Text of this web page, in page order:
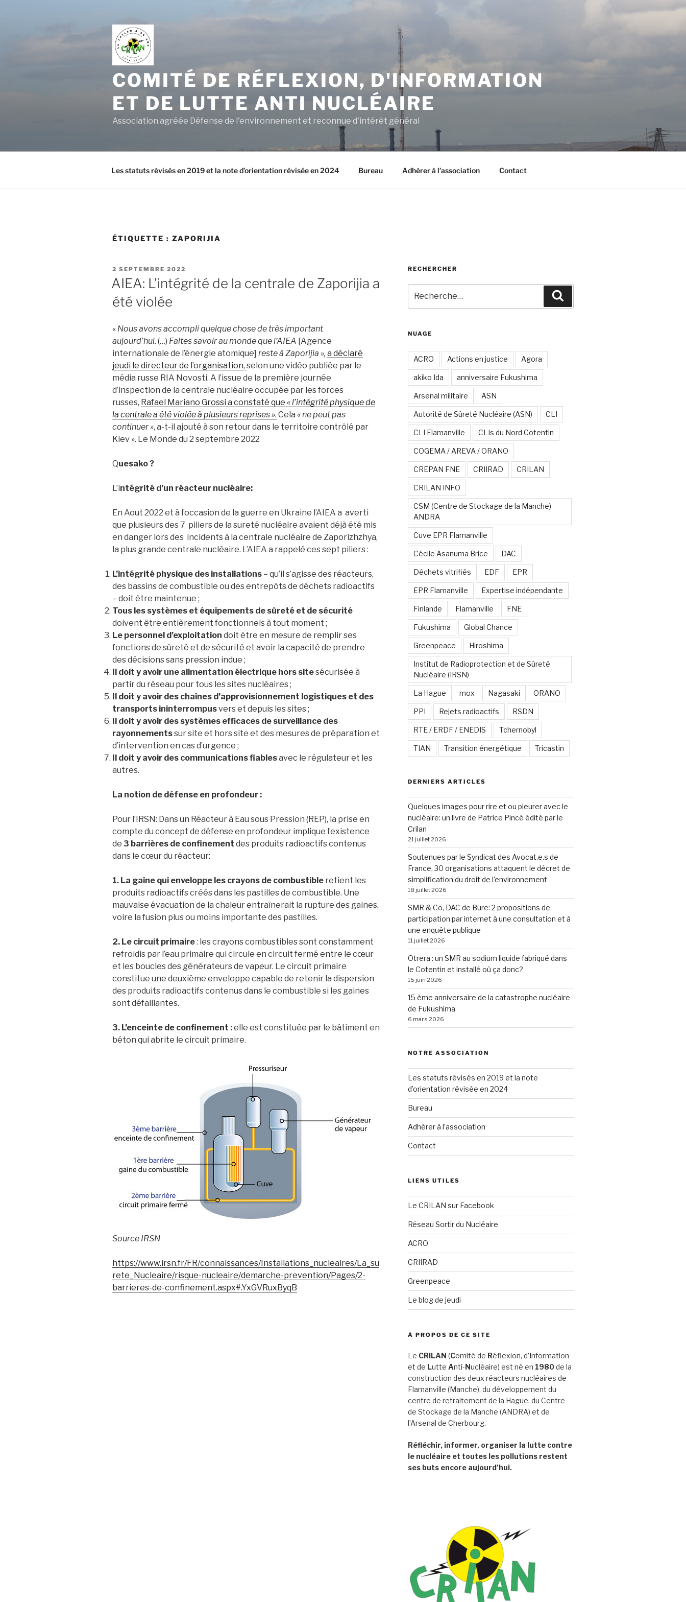
COMITÉ DE RÉFLEXION, D'INFORMATION
ET DE LUTTE ANTI NUCLÉAIRE
Association agréée Défense de l'environnement et reconnue d'intérêt général
Les statuts révisés en 2019 et la note d’orientation révisée en 2024 Bureau Adhérer à l’association Contact
ÉTIQUETTE : ZAPORIJIA
PUBLIÉ
LE
2 SEPTEMBRE 2022
AIEA: L’intégrité de la centrale de Zaporijia a
été violée
« Nous avons accompli quelque chose de très important
aujourd’hui. (…) Faites savoir au monde que l’AIEA [Agence
internationale de l’énergie atomique] reste à Zaporijia », a déclaré
jeudi le directeur de l’organisation, selon une vidéo publiée par le
média russe RIA Novosti. A l’issue de la première journée
d’inspection de la centrale nucléaire occupée par les forces
russes, Rafael Mariano Grossi a constaté que « l’intégrité physique de
la centrale a été violée à plusieurs reprises ». Cela « ne peut pas
continuer », a-t-il ajouté à son retour dans le territoire contrôlé par
Kiev ». Le Monde du 2 septembre 2022
Quesako ?
L’intégrité d’un réacteur nucléaire:
En Aout 2022 et à l’occasion de la guerre en Ukraine l’AIEA a averti
que plusieurs des 7 piliers de la sureté nucléaire avaient déjà été mis
en danger lors des incidents à la centrale nucléaire de Zaporizhzhya,
la plus grande centrale nucléaire. L’AIEA a rappelé ces sept piliers :
L’intégrité physique des installations – qu’il s’agisse des réacteurs,
des bassins de combustible ou des entrepôts de déchets radioactifs
– doit être maintenue ;
Tous les systèmes et équipements de sûreté et de sécurité
doivent être entièrement fonctionnels à tout moment ;
Le personnel d’exploitation doit être en mesure de remplir ses
fonctions de sûreté et de sécurité et avoir la capacité de prendre
des décisions sans pression indue ;
Il doit y avoir une alimentation électrique hors sitesécurisée à
partir du réseau pour tous les sites nucléaires ;
Il doit y avoir des chaînes d’approvisionnement logistiques et des
transports ininterrompusvers et depuis les sites ;
Il doit y avoir des systèmes efficaces de surveillance des
rayonnementssur site et hors site et des mesures de préparation et
d’intervention en cas d’urgence ;
Il doit y avoir des communications fiablesavec le régulateur et les
autres.
La notion de défense en profondeur :
Pour l’IRSN: Dans un Réacteur à Eau sous Pression (REP), la prise en
compte du concept de défense en profondeur implique l’existence
de 3 barrières de confinement des produits radioactifs contenus
dans le cœur du réacteur:
1. La gaine qui enveloppe les crayons de combustible retient les
produits radioactifs créés dans les pastilles de combustible. Une
mauvaise évacuation de la chaleur entraînerait la rupture des gaines,
voire la fusion plus ou moins importante des pastilles.
2. Le circuit primaire: les crayons combustibles sont constamment
refroidis par l’eau primaire qui circule en circuit fermé entre le cœur
et les boucles des générateurs de vapeur. Le circuit primaire
constitue une deuxième enveloppe capable de retenir la dispersion
des produits radioactifs contenus dans le combustible si les gaines
sont défaillantes.
3. L’enceinte de confinement :elle est constituée par le bâtiment en
béton qui abrite le circuit primaire.
Source IRSN
https://www.irsn.fr/FR/connaissances/Installations_nucleaires/La_su
rete_Nucleaire/risque-nucleaire/demarche-prevention/Pages/2-
barrieres-de-confinement.aspx#.YxGVRuxByqB
RECHERCHER
pour
:
NUAGE
ACRO Actions en justice Agora
akiko Ida anniversaire Fukushima
Arsenal militaire ASN
Autorité de Sûreté Nucléaire (ASN) CLI
CLI Flamanville CLIs du Nord Cotentin
COGEMA / AREVA / ORANO
CREPAN FNE CRIIRAD CRILAN
CRILAN INFO
CSM (Centre de Stockage de la Manche)
ANDRA
Cuve EPR Flamanville
Cécile Asanuma Brice DAC
Déchets vitrifiés EDF EPR
EPR Flamanville Expertise indépendante
Finlande Flamanville FNE
Fukushima Global Chance
Greenpeace Hiroshima
Institut de Radioprotection et de Sûreté
Nucléaire (IRSN)
La Hague mox Nagasaki ORANO
PPI Rejets radioactifs RSDN
RTE / ERDF / ENEDIS Tchernobyl
TIAN Transition énergétique Tricastin
DERNIERS ARTICLES
Quelques images pour rire et ou pleurer avec le
nucléaire: un livre de Patrice Pincé édité par le
Crilan
21 juillet 2026
Soutenues par le Syndicat des Avocat.e.s de
France, 30 organisations attaquent le décret de
simplification du droit de l’environnement
18 juillet 2026
SMR & Co, DAC de Bure: 2 propositions de
participation par internet à une consultation et à
une enquête publique
11 juillet 2026
Otrera : un SMR au sodium liquide fabriqué dans
le Cotentin et installé où ça donc?
15 juin 2026
15 ème anniversaire de la catastrophe nucléaire
de Fukushima
6 mars 2026
NOTRE ASSOCIATION
Les statuts révisés en 2019 et la note
d’orientation révisée en 2024
Bureau
Adhérer à l’association
Contact
LIENS UTILES
Le CRILAN sur Facebook
Réseau Sortir du Nucléaire
ACRO
CRIIRAD
Greenpeace
Le blog de jeudi
À PROPOS DE CE SITE
Le CRILAN (Comité de Réflexion, d’Information
et de Lutte Anti-Nucléaire) est né en 1980de la
construction des deux réacteurs nucléaires de
Flamanville (Manche), du développement du
centre de retraitement de la Hague, du Centre
de Stockage de la Manche (ANDRA) et de
l’Arsenal de Cherbourg.
Réfléchir, informer, organiser la lutte contre
le nucléaire et toutes les pollutions restent
ses buts encore aujourd’hui.